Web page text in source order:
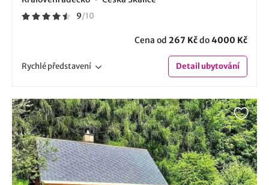
9/10
Cena od 267 Kčdo4000 Kč
Rychlépředstavení Detailubytování